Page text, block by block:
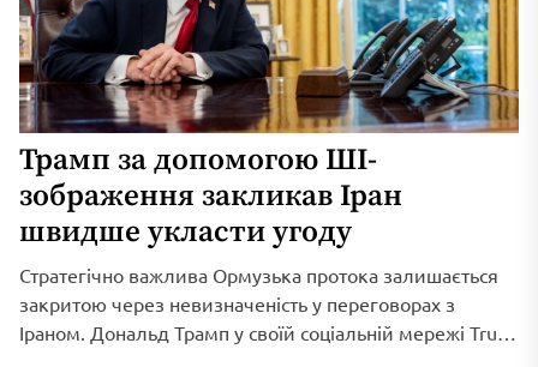
Трамп за допомогою ШІ-
зображення закликав Іран
швидше укласти угоду
Стратегічно важлива Ормузька протока залишається
закритою через невизначеність у переговорах з
Іраном. Дональд Трамп у своїй соціальній мережі Truth